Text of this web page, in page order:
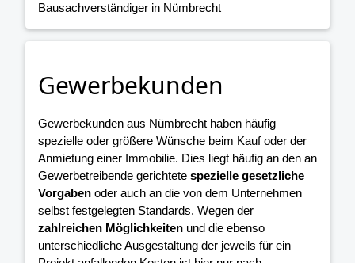
Bausachverständiger in Nümbrecht
Gewerbekunden
Gewerbekunden aus Nümbrecht haben häufig
spezielle oder größere Wünsche beim Kauf oder der
Anmietung einer Immobilie. Dies liegt häufig an den an
Gewerbetreibende gerichtete spezielle gesetzliche
Vorgaben oder auch an die von dem Unternehmen
selbst festgelegten Standards. Wegen der
zahlreichen Möglichkeiten und die ebenso
unterschiedliche Ausgestaltung der jeweils für ein